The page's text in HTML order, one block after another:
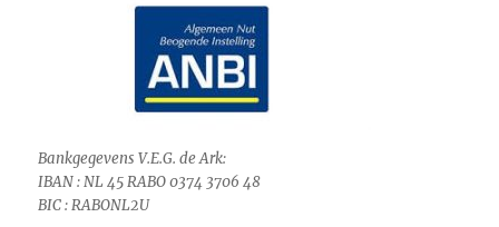
Bankgegevens V.E.G. de Ark:
IBAN : NL 45 RABO 0374 3706 48
BIC : RABONL2U